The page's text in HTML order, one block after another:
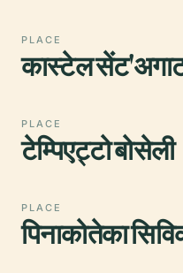
PLACE
कास्टेल
PLACE
टेम्पिएट्टो बोसेली
PLACE
पिनाकोतेका